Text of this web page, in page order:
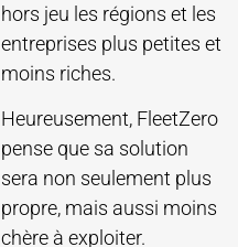
hors jeu les régions et les
entreprises plus petites et
moins riches.
Heureusement, FleetZero
pense que sa solution
sera non seulement plus
propre, mais aussi moins
chère à exploiter.